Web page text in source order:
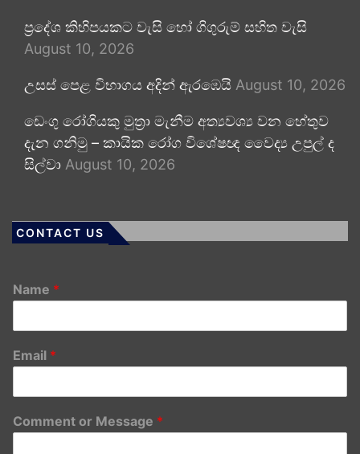
ප්‍රදේශ කිහිපයකට වැසි හෝ ගිගුරුම් සහිත වැසි
August 10, 2026
උසස් පෙළ විභාගය අදින් ඇරඹෙයි August 10, 2026
ඩෙංගු රෝගියකු ⁣මුත්‍රා මැනීම අත්‍යවශ්‍ය වන හේතුව
දැන ගනිමු – කායික රෝග විශේෂඥ වෛද්‍ය උපුල් ද
සිල්වා August 10, 2026
CONTACT US
Name *
Email *
Comment or Message *